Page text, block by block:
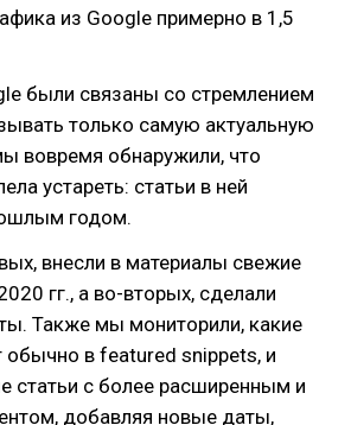
из Google примерно в 1,5
были связаны со стремлением
только самую актуальную
вовремя обнаружили, что
устареть: статьи в ней
годом.
внесли в материалы свежие
гг., а во-вторых, сделали
Также мы мониторили, какие
в featured snippets, и
статьи с более расширенным и
добавляя новые даты,